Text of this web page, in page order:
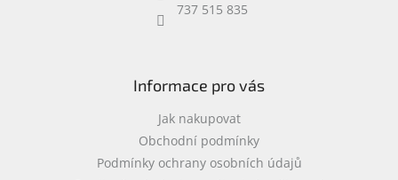
737 515 835
Informace pro vás
Jak nakupovat
Obchodní podmínky
Podmínky ochrany osobních údajů